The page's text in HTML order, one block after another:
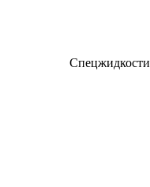
Спецжидкости